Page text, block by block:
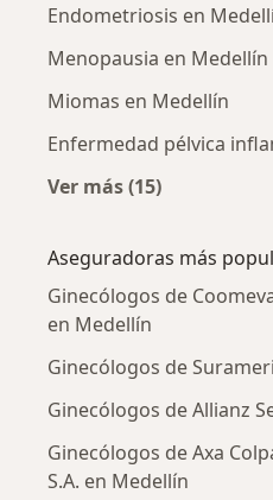
Endometriosis en
Menopausia en Medellín
Miomas en Medellín
Enfermedad pélvica
Ver más (15)
Aseguradoras más
Ginecólogos de
en Medellín
Ginecólogos de
Ginecólogos de Allianz
Ginecólogos de Axa
S.A. en Medellín